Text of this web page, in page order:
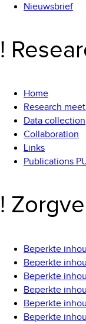
Nieuwsbrief
!
Home
Research
Data collection
Collaboration
Links
Publications
!
Beperkte
Beperkte
Beperkte
Beperkte
Beperkte
Beperkte